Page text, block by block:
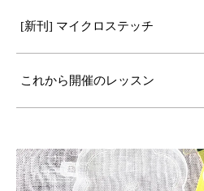
[新刊] マイクロステッチ
これから開催のレッスン